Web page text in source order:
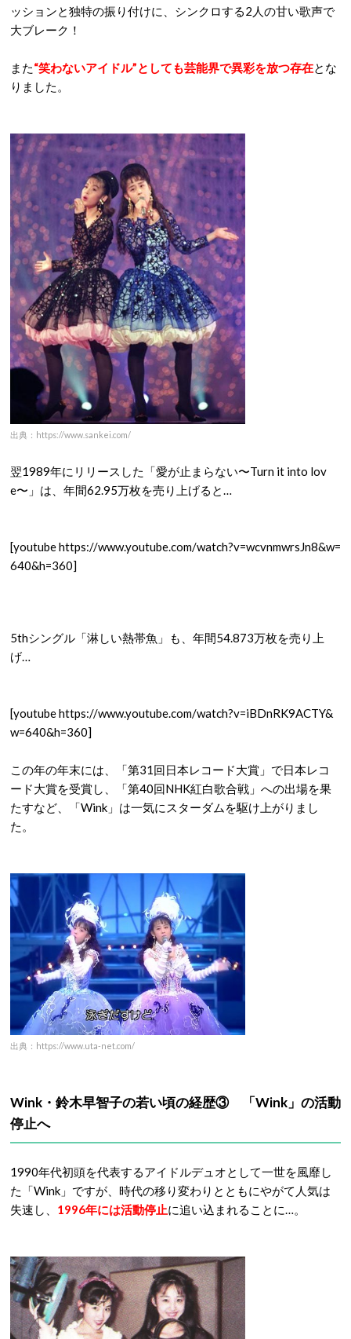
ッションと独特の振り付けに、シンクロする2人の甘い歌声で
大ブレーク！
また“笑わないアイドル”としても芸能界で異彩を放つ存在とな
りました。
出典：https://www.sankei.com/
翌1989年にリリースした「愛が止まらない〜Turn it into lov
e〜」は、年間62.95万枚を売り上げると…
[youtube https://www.youtube.com/watch?v=wcvnmwrsJn8&w=
640&h=360]
5thシングル「淋しい熱帯魚」も、年間54.873万枚を売り上
げ…
[youtube https://www.youtube.com/watch?v=iBDnRK9ACTY&
w=640&h=360]
この年の年末には、「第31回日本レコード大賞」で日本レコ
ード大賞を受賞し、「第40回NHK紅白歌合戦」への出場を果
たすなど、「Wink」は一気にスターダムを駆け上がりまし
た。
出典：https://www.uta-net.com/
Wink・鈴木早智子の若い頃の経歴③ 「Wink」の活動
停止へ
1990年代初頭を代表するアイドルデュオとして一世を風靡し
た「Wink」ですが、時代の移り変わりとともにやがて人気は
失速し、 1996年には活動停止に追い込まれることに…。